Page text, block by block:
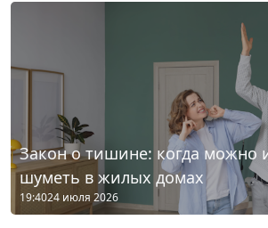
Закон о тишине: когда можно
шуметь в жилых домах
19:4024 июля 2026